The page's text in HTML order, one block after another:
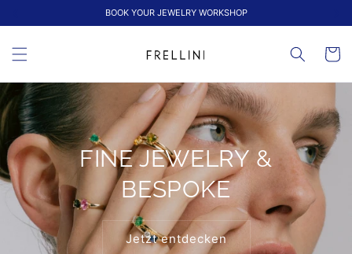
SUMMER SALE
NEW COLLECTION
SHOP NOW